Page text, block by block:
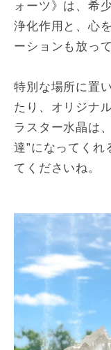
ォーツ》は、希
浄化作用と、心
ーションも放っ
特別な場所に置
たり、オリジナ
ラスター水晶は
達”になってくれ
てくださいね。